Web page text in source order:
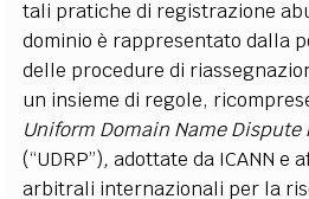
tali pratiche di registrazione
dominio è rappresentato dalla
delle procedure di
un insieme di regole,
Uniform Domain Name Dispute
(“UDRP”),adottate da ICANN e
arbitrali internazionali per la